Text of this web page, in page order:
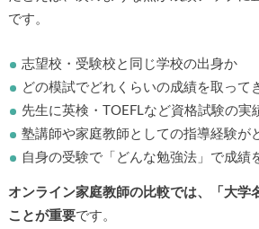
です。
志望校・受験校と同じ学校の出身か
どの模試でどれくらいの成績を取って
先生に英検・TOEFLなど資格試験の実
塾講師や家庭教師としての指導経験が
自身の受験で「どんな勉強法」で成績
オンライン家庭教師の比較では、「大学
ことが重要です。